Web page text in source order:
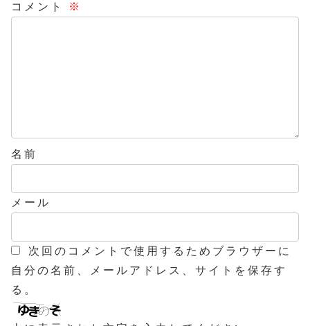
コメント
※
名前
メール
次回のコメントで使用するためブラウザーに
自分の名前、メールアドレス、サイトを保存す
る。